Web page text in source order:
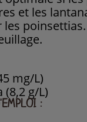
et les
les
mg/L)
(8,2 g/L)
: